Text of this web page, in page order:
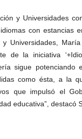
y Universidades
con estancias
Universidades,
de la iniciativa
sigue
como ésta, a la
que impulsó el
educativa”, destacó